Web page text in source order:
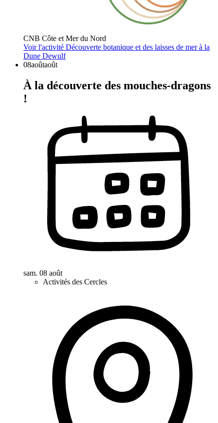
CNB Côte et Mer du Nord
Voir l'activité Découverte botanique et des laisses de mer à la
Dune Dewulf
08aoûtaoût
À la découverte des mouches-dragons
!
sam. 08 août
Activités des Cercles